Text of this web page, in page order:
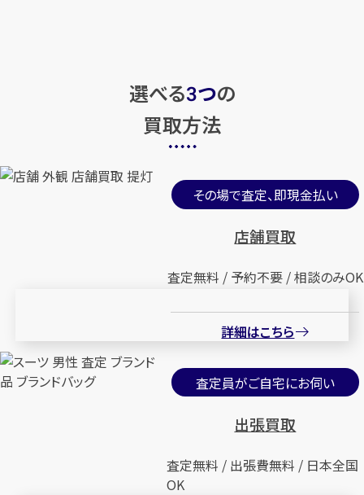
選べる3つの
買取方法
その場で査定、即現金払い
店舗買取
査定無料 / 予約不要 / 相談のみOK
詳細はこちら
査定員がご自宅にお伺い
出張買取
査定無料 / 出張費無料 / 日本全国
OK